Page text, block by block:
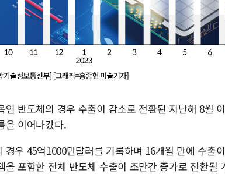
인 반도체의 경우 수출이 감소로 전환된 지난해 8월
을 이어나갔다.
경우 45억1000만달러를 기록하며 16개월 만에 수출
을 포함한 전체 반도체 수출이 조만간 증가로 전환될